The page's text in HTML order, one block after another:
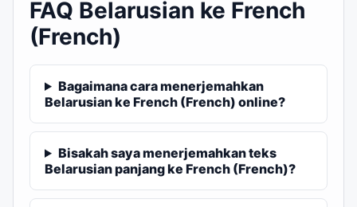
FAQ Belarusian ke French
(French)
Bagaimana cara menerjemahkan
Belarusian ke French (French) online?
Bisakah saya menerjemahkan teks
Belarusian panjang ke French (French)?